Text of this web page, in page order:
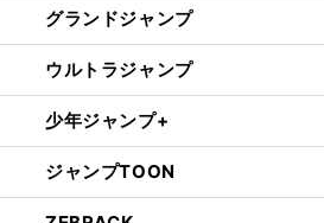
グランドジャンプ
ウルトラジャンプ
少年ジャンプ+
ジャンプTOON